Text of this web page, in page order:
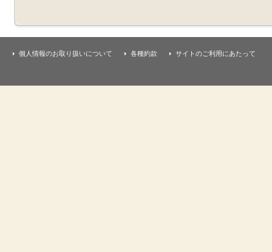
個人情報のお取り扱いについて 各種約款 サイトのご利用にあたって